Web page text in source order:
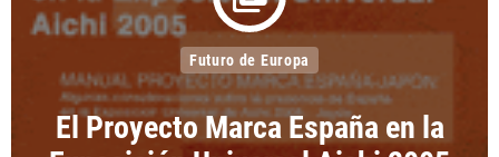
El Proyecto Marca España en la
Futuro de Europa